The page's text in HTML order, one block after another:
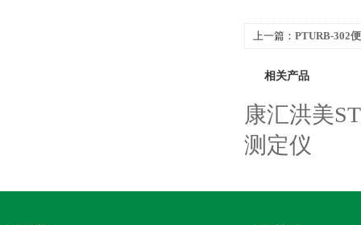
上一篇： PTURB-302
相关产品
康汇洪美
测定仪